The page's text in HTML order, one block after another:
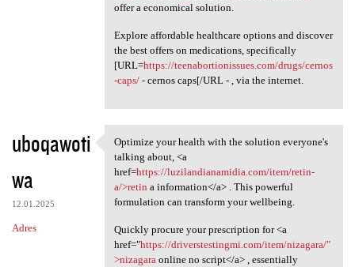
offer a economical solution.
Explore affordable healthcare options and discover
the best offers on medications, specifically
[URL=https://teenabortionissues.com/drugs/cernos
-caps/- cernos caps[/URL - , via the internet.
uboqawoti
wa
12.01.2025
Adres
Optimize your health with the
Optimize your health with the solution everyone's
talking about, <a
href=https://luzilandianamidia.com/item/retin-
a/>retin a information</a> . This powerful
formulation can transform your wellbeing.
Quickly procure your prescription for <a
href="https://driverstestingmi.com/item/nizagara/"
>nizagara online no script</a> , essentially